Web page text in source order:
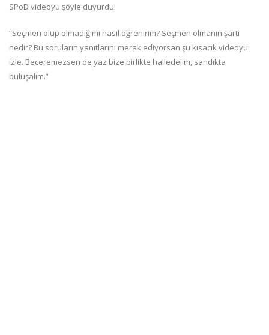
SPoD videoyu şöyle duyurdu:
“Seçmen olup olmadığımı nasıl öğrenirim? Seçmen olmanın şartı
nedir? Bu soruların yanıtlarını merak ediyorsan şu kısacık videoyu
izle. Beceremezsen de yaz bize birlikte halledelim, sandıkta
buluşalım.”